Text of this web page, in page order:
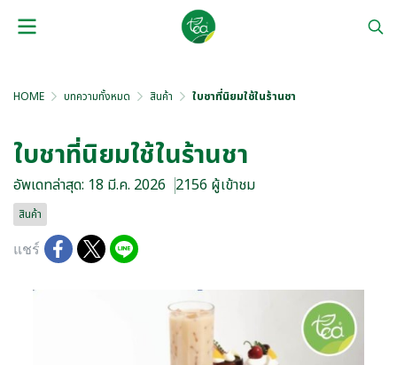
HOME บทความทั้งหมด สินค้า ใบชาที่นิยมใช้ในร้านชา
ใบชาที่นิยมใช้ในร้านชา
อัพเดทล่าสุด: 18 มี.ค. 2026 2156 ผู้เข้าชม
สินค้า
แชร์